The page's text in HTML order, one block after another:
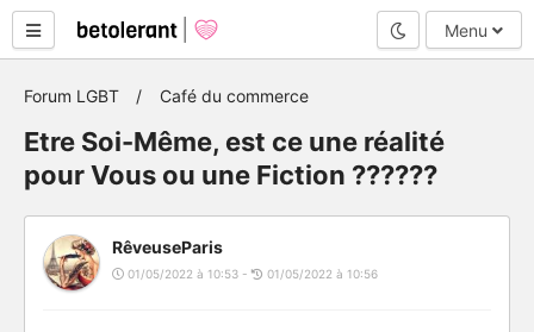
Mode nuit
Menu
Forum LGBT Café du commerce
Etre Soi-Même, est ce une réalité
pour Vous ou une Fiction ??????
RêveuseParis
01/05/2022 à 10:53 - 01/05/2022 à 10:56